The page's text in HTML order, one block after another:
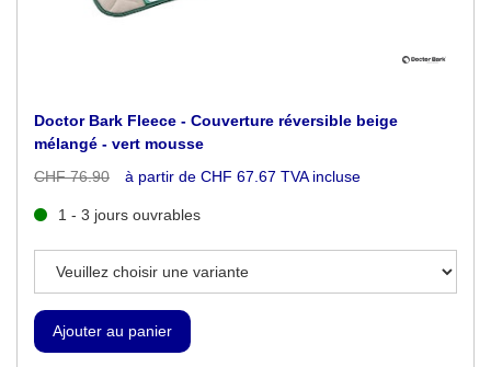
Doctor Bark Fleece - Couverture réversible beige
mélangé - vert mousse
CHF 76.90
à partir de CHF 67.67 TVA incluse
1 - 3 jours ouvrables